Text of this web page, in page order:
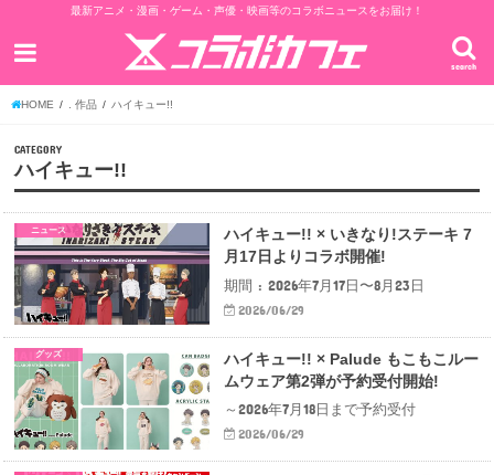
最新アニメ・漫画・ゲーム・声優・映画等のコラボニュースをお届け！
search
HOME . 作品 ハイキュー!!
CATEGORY
ハイキュー!!
ニュース
ハイキュー!! × いきなり!ステーキ 7
月17日よりコラボ開催!
期間 : 2026年7月17日〜8月23日
2026/06/29
グッズ
ハイキュー!! × Palude もこもこルー
ムウェア第2弾が予約受付開始!
～2026年7月18日まで予約受付
2026/06/29